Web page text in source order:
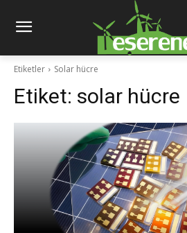
Etiketler Solar hücre
Etiket: solar hücre